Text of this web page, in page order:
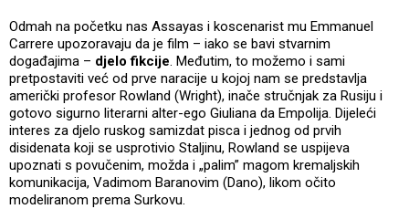
Odmah na početku nas Assayas i koscenarist mu Emmanuel
Carrere upozoravaju da je film – iako se bavi stvarnim
događajima – djelo fikcije. Međutim, to možemo i sami
pretpostaviti već od prve naracije u kojoj nam se predstavlja
američki profesor Rowland (Wright), inače stručnjak za Rusiju i
gotovo sigurno literarni alter-ego Giuliana da Empolija. Dijeleći
interes za djelo ruskog samizdat pisca i jednog od prvih
disidenata koji se usprotivio Staljinu, Rowland se uspijeva
upoznati s povučenim, možda i „palim” magom kremaljskih
komunikacija, Vadimom Baranovim (Dano), likom očito
modeliranom prema Surkovu.